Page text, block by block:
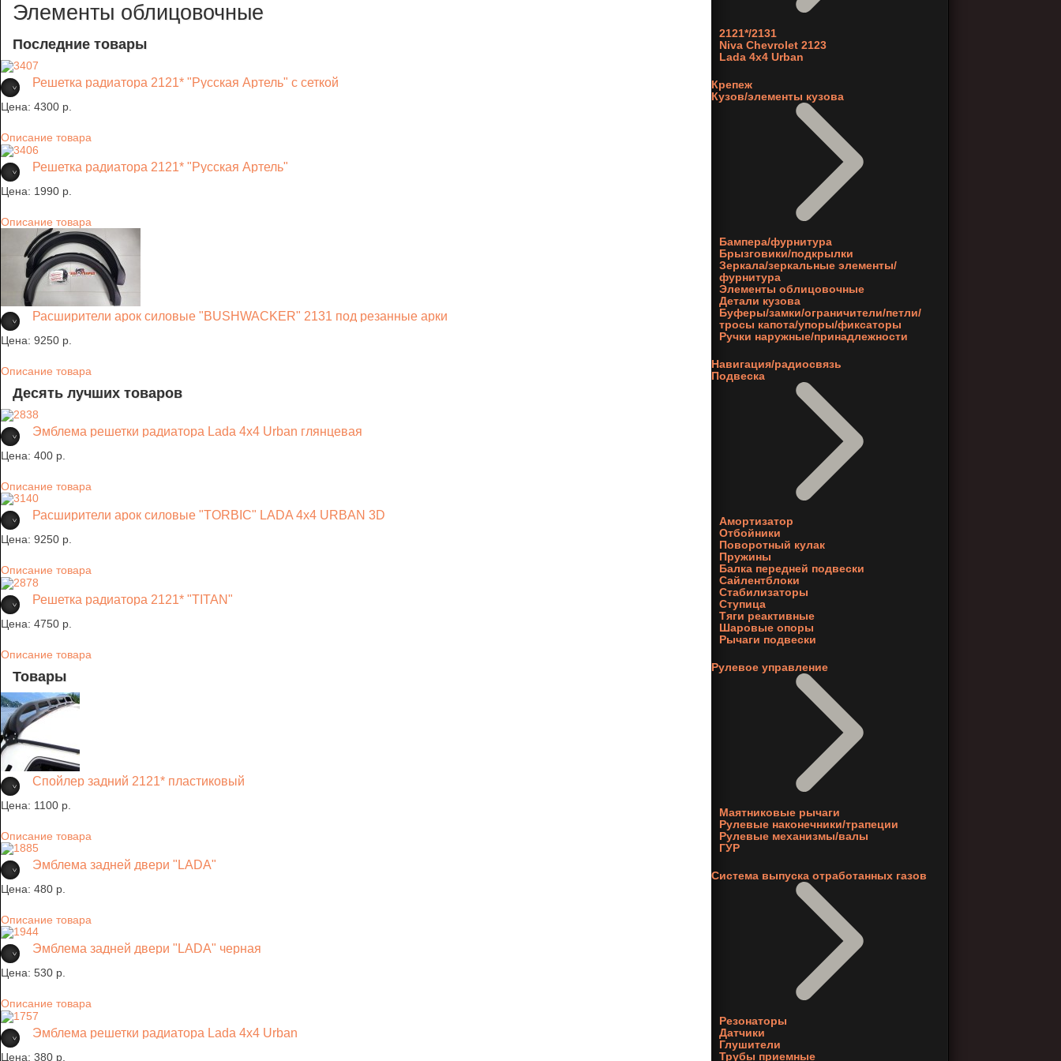
Элементы облицовочные
Последние товары
Решетка радиатора 2121* "Русская Артель" с сеткой
Цена: 4300 p.
Описание товара
Решетка радиатора 2121* "Русская Артель"
Цена: 1990 p.
Описание товара
Расширители арок силовые "BUSHWACKER" 2131 под резанные арки
Цена: 9250 p.
Описание товара
Десять лучших товаров
Эмблема решетки радиатора Lada 4х4 Urban глянцевая
Цена: 400 p.
Описание товара
Расширители арок силовые "TORBIC" LADA 4x4 URBAN 3D
Цена: 9250 p.
Описание товара
Решетка радиатора 2121* "TITAN"
Цена: 4750 p.
Описание товара
Товары
Спойлер задний 2121* пластиковый
Цена: 1100 p.
Описание товара
Эмблема задней двери "LADA"
Цена: 480 p.
Описание товара
Эмблема задней двери "LADA" черная
Цена: 530 p.
Описание товара
Эмблема решетки радиатора Lada 4х4 Urban
Цена: 380 p.
2121*/2131
Niva Chevrolet 2123
Lada 4x4 Urban
Крепеж
Кузов/элементы кузова
Бампера/фурнитура
Брызговики/подкрылки
Зеркала/зеркальные элементы/
фурнитура
Элементы облицовочные
Детали кузова
Буферы/замки/ограничители/петли/
тросы капота/упоры/фиксаторы
Ручки наружные/принадлежности
Навигация/радиосвязь
Подвеска
Амортизатор
Отбойники
Поворотный кулак
Пружины
Балка передней подвески
Сайлентблоки
Стабилизаторы
Ступица
Тяги реактивные
Шаровые опоры
Рычаги подвески
Рулевое управление
Маятниковые рычаги
Рулевые наконечники/трапеции
Рулевые механизмы/валы
ГУР
Система выпуска отработанных газов
Резонаторы
Датчики
Глушители
Трубы приемные